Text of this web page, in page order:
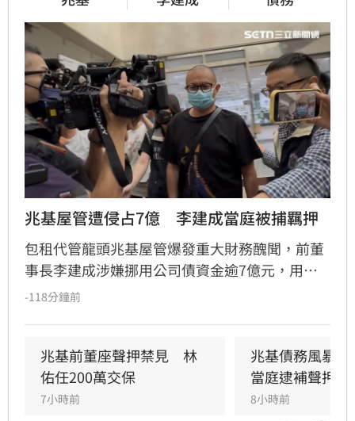
兆基屋管遭侵占7億　李建成當庭被捕羈押
包租代管龍頭兆基屋管爆發重大財務醜聞，前董
事長李建成涉嫌挪用公司債資金逾7億元，用於
個人私用及支付前妻生活費，遭檢方依背信、侵
-118分鐘前
兆基前董座聲押禁見　林
佑任200萬交保
7小時前
兆基債務風暴
當庭逮補聲押禁
8小時前